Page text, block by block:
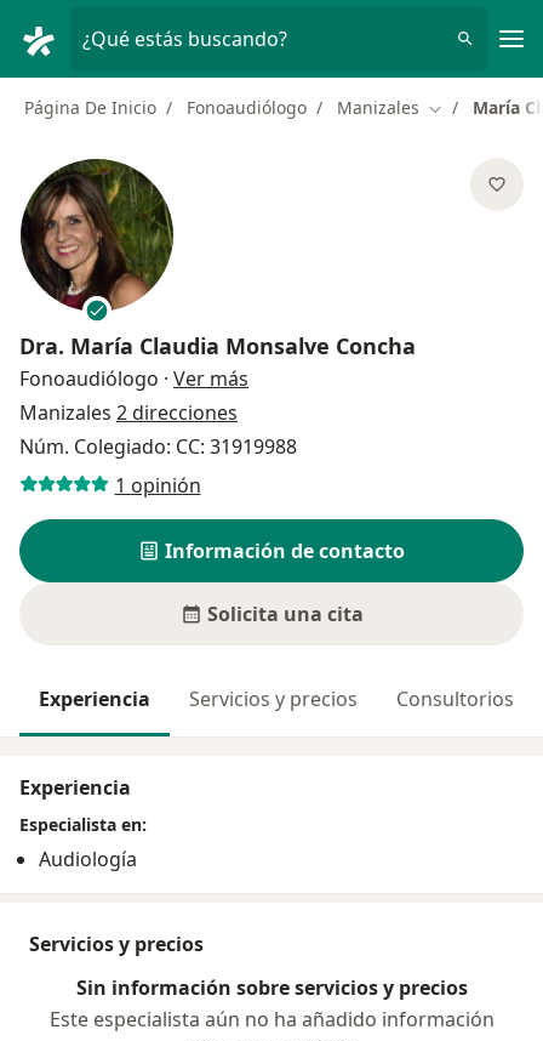
¿Qué estás buscando?
Página De Inicio Fonoaudiólogo Manizales Cambiar de
María
Dra. María Claudia Monsalve Concha
Fonoaudiólogo · Ver más
Manizales 2 direcciones
Núm. Colegiado: CC: 31919988
1 opinión
Información de contacto
Solicita una cita
Experiencia Servicios y precios Consultorios
Experiencia
Especialista en:
Audiología
Servicios y precios
Sin información sobre servicios y precios
Este especialista aún no ha añadido información